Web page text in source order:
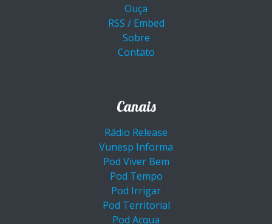
Ouça
RSS / Embed
Sobre
Contato
Canais
Rádio Release
Vunesp Informa
Pod Viver Bem
Pod Tempo
Pod Irrigar
Pod Territorial
Pod Acqua